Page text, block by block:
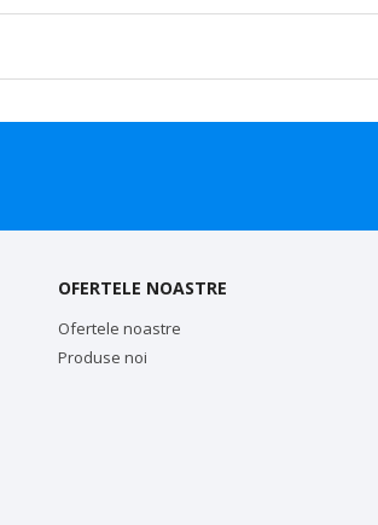
OFERTELE NOASTRE
Ofertele noastre
Produse noi